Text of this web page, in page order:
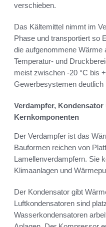
verschieben.
Das Kältemittel nimmt im
Phase und transportiert so
die aufgenommene Wärme
Temperatur- und
meist zwischen -20 °C bis
Gewerbesystemen deutlich
Verdampfer,
Kernkomponenten
Der Verdampfer ist das
Bauformen reichen von
Lamellenverdampfern. Sie
Klimaanlagen und
Der Kondensator gibt
Luftkondensatoren sind
Wasserkondensatoren